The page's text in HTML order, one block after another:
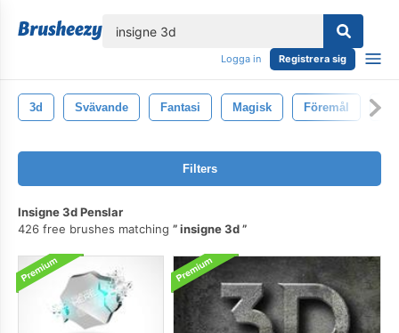
Logga in Registrera sig
3d Svävande Fantasi Magisk Föremål
Filters
Insigne 3d Penslar
426 free brushes matching
insigne 3d